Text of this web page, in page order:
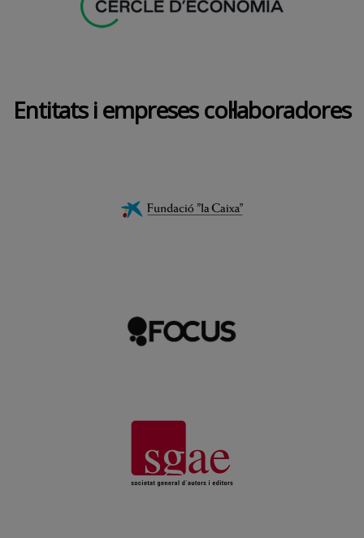
Entitats i empreses col·laboradores